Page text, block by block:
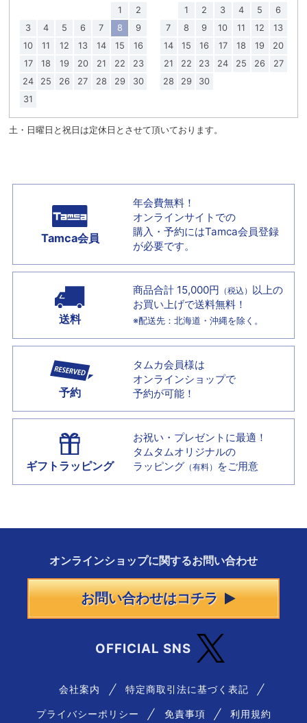
1
2
3
4 5 6 7 8
9
10
11 12 13 14 15
16
17
18 19 20 21 22
23
24
25 26 27 28 29
30
31
1
2 3 4 5
6
7
8 9 10 11 12
13
14
15 16 17 18 19
20
21
22 23 24 25 26
27
28
29 30
土・日曜日と祝日は定休日とさせて頂いております。
Tamca会員
年会費無料！
オンラインサイトでの
購入・予約にはTamca会員登録
が必要です。
送料
商品合計 15,000円 （税込） 以上の
お買い上げで送料無料！
※配送先：北海道・沖縄を除く。
予約
タムカ会員様は
オンラインショップで
予約が可能！
ギフトラッピング
お祝い・プレゼントに最適！
タムタムオリジナルの
ラッピング （有料） をご用意
オンラインショップに関するお問い合わせ
お問い合わせはコチラ
OFFICIAL SNS
会社案内 特定商取引法に基づく表記
プライバシーポリシー 免責事項 利用規約